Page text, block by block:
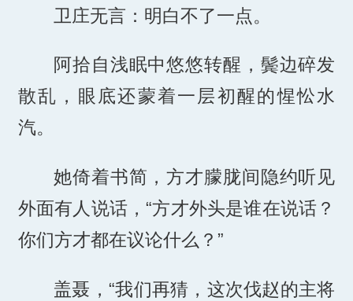
卫庄无言：明白不了一点。
阿拾自浅眠中悠悠转醒，鬓边碎发
散乱，眼底还蒙着一层初醒的惺忪水
汽。
她倚着书简，方才朦胧间隐约听见
外面有人说话，“方才外头是谁在说话？
你们方才都在议论什么？”
盖聂，“我们再猜，这次伐赵的主将